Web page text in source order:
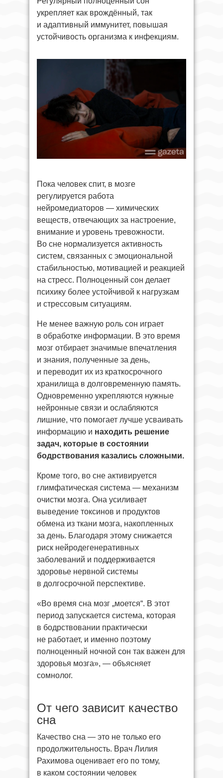
укрепляет как врождённый, так
и адаптивный иммунитет, повышая
устойчивость организма к инфекциям.
Пока человек спит, в мозге
регулируется работа
нейромедиаторов — химических
веществ, отвечающих за настроение,
внимание и уровень тревожности.
Во сне нормализуется активность
систем, связанных с эмоциональной
стабильностью, мотивацией и реакцией
на стресс. Полноценный сон делает
психику более устойчивой к нагрузкам
и стрессовым ситуациям.
Не менее важную роль сон играет
в обработке информации. В это время
мозг отбирает значимые впечатления
и знания, полученные за день,
и переводит их из краткосрочного
хранилища в долговременную память.
Одновременно укрепляются нужные
нейронные связи и ослабляются
лишние, что помогает лучше усваивать
информацию и находить решение
задач, которые в состоянии
бодрствования казались сложными.
Кроме того, во сне активируется
глимфатическая система — механизм
очистки мозга. Она усиливает
выведение токсинов и продуктов
обмена из ткани мозга, накопленных
за день. Благодаря этому снижается
риск нейродегенеративных
заболеваний и поддерживается
здоровье нервной системы
в долгосрочной перспективе.
«Во время сна мозг „моется“. В этот
период запускается система, которая
в бодрствовании практически
не работает, и именно поэтому
полноценный ночной сон так важен для
здоровья мозга», — объясняет
сомнолог.
От чего зависит качество
сна
Качество сна — это не только его
продолжительность. Врач Лилия
Рахимова оценивает его по тому,
в каком состоянии человек